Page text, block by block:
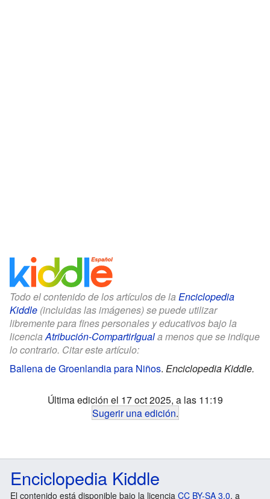
Todo el contenido de los artículos de la Enciclopedia
Kiddle (incluidas las imágenes) se puede utilizar
libremente para fines personales y educativos bajo la
licenciaAtribución-CompartirIguala menos que se indique
lo contrario. Citar este artículo:
Ballena de Groenlandia para Niños. Enciclopedia Kiddle.
Última edición el 17 oct 2025, a las 11:19
Sugerir una edición.
Enciclopedia Kiddle
El contenido está disponible bajo la licencia CC BY-SA 3.0, a